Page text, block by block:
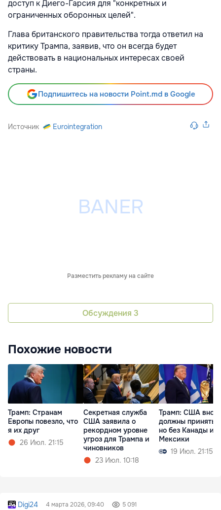
доступ к Диего-Гарсия для "конкретных и
ограниченных оборонных целей".
Глава британского правительства тогда ответил на
критику Трампа, заявив, что он всегда будет
действовать в национальных интересах своей
страны.
Подпишитесь на новости Point.md в Google
Источник Eurointegration
Разместить рекламу на сайте
Обсуждения 3
Похожие новости
Трамп: Cтранам
Европы повезло, что
я их друг
26 Июл. 21:15
Секретная служба
США заявила о
рекордном уровне
угроз для Трампа и
чиновников
23 Июл. 10:18
Трамп: США
должны принять
но без Канады и
Мексики
19 Июл. 21:15
Digi24 4 марта 2026, 09:40 5 091